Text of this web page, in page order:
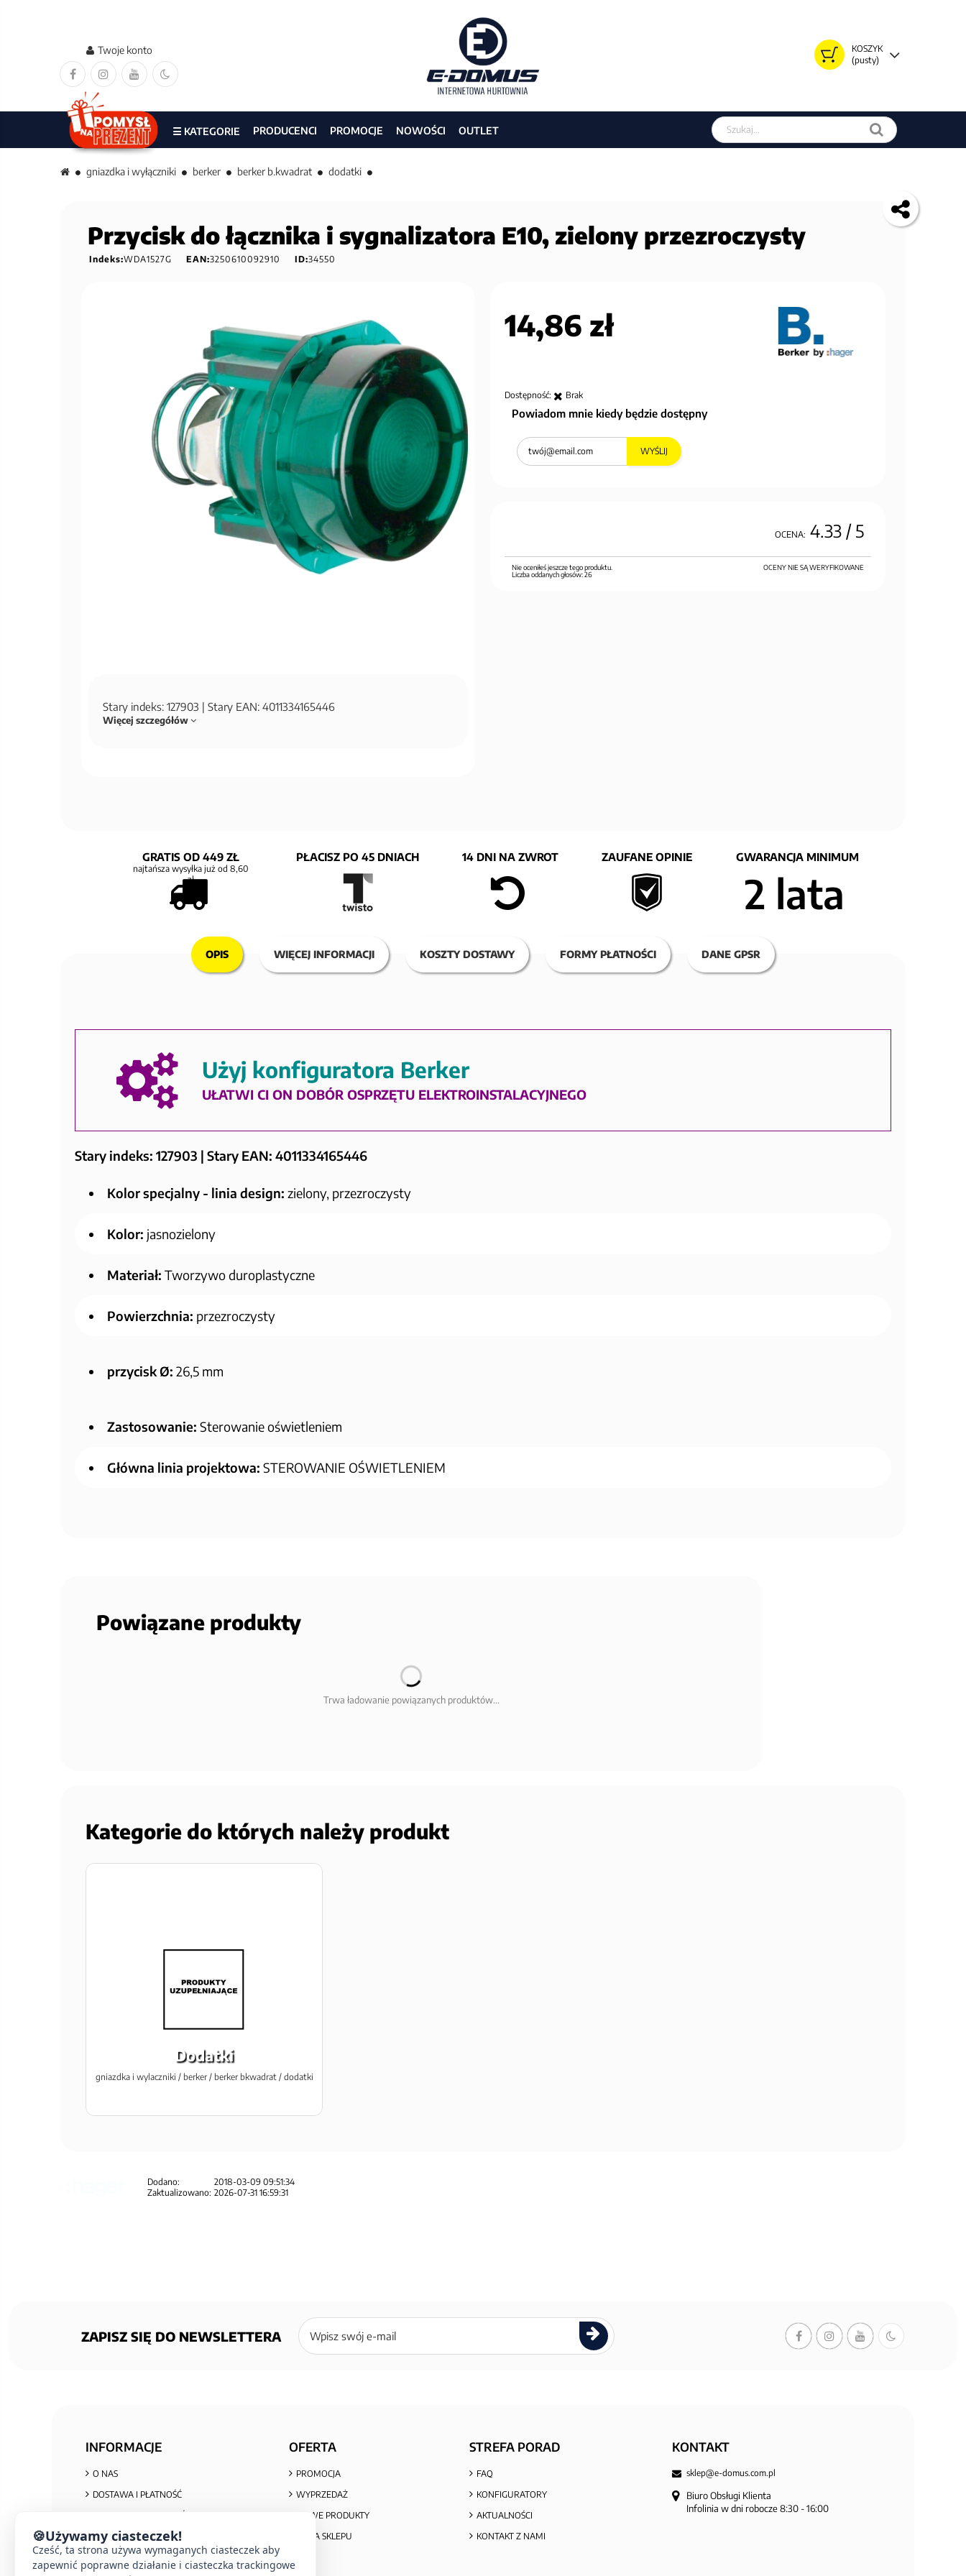
KOSZYK
(pusty)
Twoje konto
Szukaj w sklepie
☰ KATEGORIE PRODUCENCI PROMOCJE NOWOŚCI OUTLET
gniazdka i wyłączniki berker berker b.kwadrat dodatki
Przycisk do łącznika i sygnalizatora E10, zielony przezroczysty
Indeks:WDA1527G EAN:3250610092910 ID:34550
Stary indeks: 127903 | Stary EAN: 4011334165446
Więcej szczegółów
14,86 zł
Dostępność: Brak
Powiadom mnie kiedy będzie dostępny
WYŚLIJ
OCENA: 4.33/ 5
OCENY NIE SĄ WERYFIKOWANE
Nie oceniłeś jeszcze tego produktu.
Liczba oddanych głosów:26
GRATIS OD 449 ZŁ
najtańsza wysyłka już od 8,60
zł
PŁACISZ PO 45 DNIACH 14 DNI NA ZWROT ZAUFANE OPINIE GWARANCJA MINIMUM
2 lata
OPIS WIĘCEJ INFORMACJI KOSZTY DOSTAWY FORMY PŁATNOŚCI DANE GPSR
Użyj konfiguratora Berker
UŁATWI CI ON DOBÓR OSPRZĘTU ELEKTROINSTALACYJNEGO
Stary indeks: 127903 | Stary EAN: 4011334165446
Kolor specjalny - linia design: zielony, przezroczysty
Kolor: jasnozielony
Materiał: Tworzywo duroplastyczne
Powierzchnia: przezroczysty
przycisk Ø: 26,5 mm
Zastosowanie: Sterowanie oświetleniem
Główna linia projektowa: STEROWANIE OŚWIETLENIEM
Powiązane produkty
Trwa ładowanie powiązanych produktów...
Kategorie do których należy produkt
Dodatki
gniazdka i wylaczniki / berker / berker bkwadrat / dodatki
Dodano:
2018-03-09 09:51:34
Zaktualizowano: 2026-07-31 16:59:31
ZAPISZ SIĘ DO NEWSLETTERA
Zapisz
się
newslettera
INFORMACJE
O NAS
DOSTAWA I PŁATNOŚĆ
REGULAMIN ZAKUPÓW
REKLAMACJE I ZWROTY
OFERTA
PROMOCJA
WYPRZEDAŻ
NOWE PRODUKTY
MAPA SKLEPU
STREFA PORAD
FAQ
KONFIGURATORY
AKTUALNOŚCI
KONTAKT Z NAMI
KONTAKT
sklep@e-domus.com.pl
Biuro Obsługi Klienta
Infolinia w dni robocze 8:30 - 16:00
🍪Używamy ciasteczek!
Cześć, ta strona używa wymaganych ciasteczek aby
zapewnić poprawne działanie i ciasteczka trackingowe